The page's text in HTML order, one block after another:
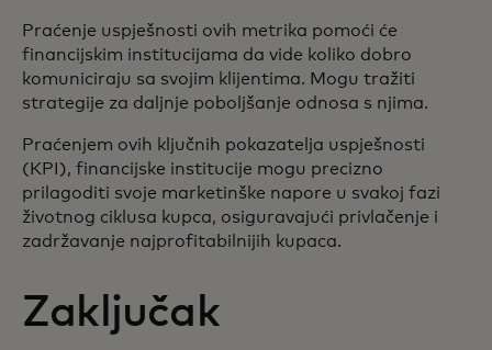
Praćenje uspješnosti ovih metrika pomoći će
financijskim institucijama da vide koliko dobro
komuniciraju sa svojim klijentima. Mogu tražiti
strategije za daljnje poboljšanje odnosa s njima.
Praćenjem ovih ključnih pokazatelja uspješnosti
(KPI), financijske institucije mogu precizno
prilagoditi svoje marketinške napore u svakoj fazi
životnog ciklusa kupca, osiguravajući privlačenje i
zadržavanje najprofitabilnijih kupaca.
Zaključak